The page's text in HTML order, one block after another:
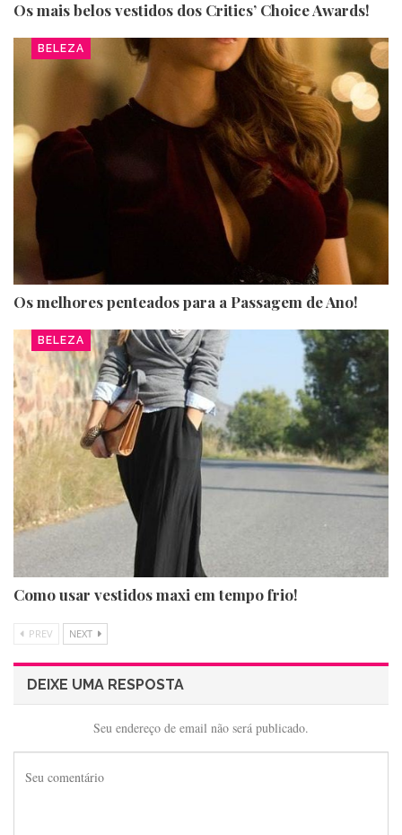
Os mais belos vestidos dos Critics’ Choice Awards!
BELEZA
Os melhores penteados para a Passagem de Ano!
BELEZA
Como usar vestidos maxi em tempo frio!
PREV NEXT
DEIXE UMA RESPOSTA
Seu endereço de email não será publicado.